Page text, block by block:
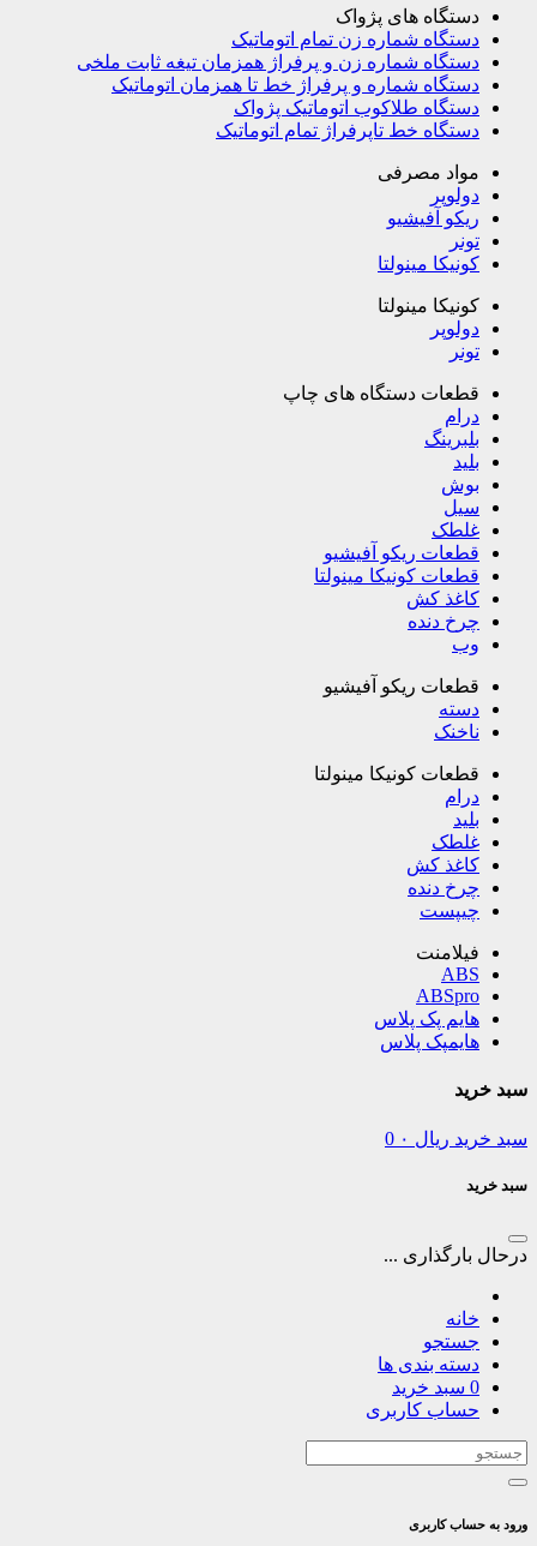
دستگاه های پژواک
دستگاه شماره زن تمام اتوماتیک
دستگاه شماره زن و پرفراژ همزمان تیغه ثابت ملخی
دستگاه شماره و پرفراژ خط تا همزمان اتوماتیک
دستگاه طلاکوب اتوماتیک پژواک
دستگاه خط تاپرفراژ تمام اتوماتیک
مواد مصرفی
دولوپر
ریکو آفیشیو
تونر
کونیکا مینولتا
کونیکا مینولتا
دولوپر
تونر
قطعات دستگاه های چاپ
درام
بلبرینگ
بلید
بوش
سیل
غلطک
قطعات ریکو آفیشیو
قطعات کونیکا مینولتا
کاغذ کش
چرخ دنده
وب
قطعات ریکو آفیشیو
دسته
ناخنک
قطعات کونیکا مینولتا
درام
بلید
غلطک
کاغذ کش
چرخ دنده
چیپست
فیلامنت
ABS
ABSpro
هایم پک پلاس
هایمپک پلاس
سبد خرید
سبد خرید ریال 0
سبد خرید
درحال بارگذاری ...
خانه
جستجو
دسته بندی ها
0 سبد خرید
حساب کاربری
ورود به حساب کاربری